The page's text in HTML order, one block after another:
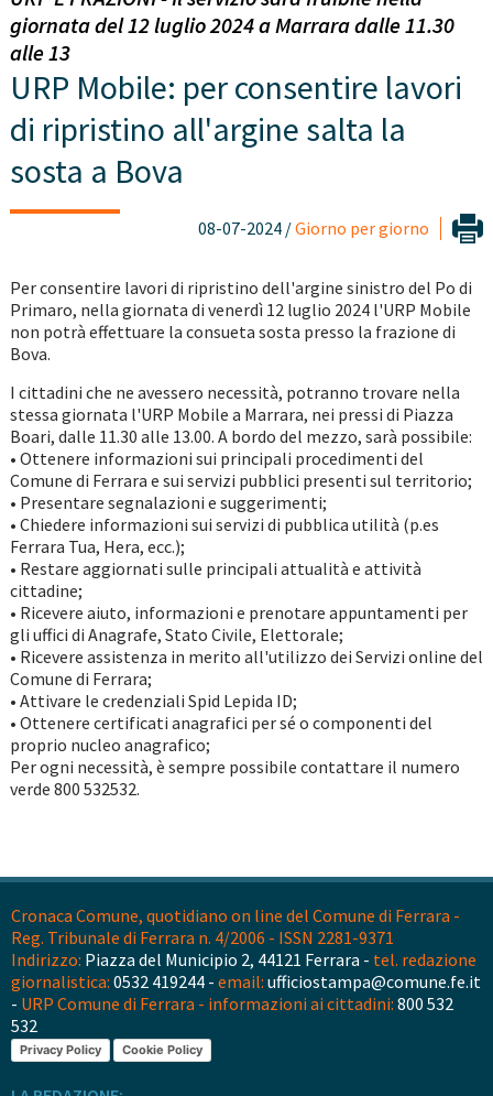
giornata del 12 luglio 2024 a Marrara dalle 11.30
alle 13
URP Mobile: per consentire lavori
di ripristino all'argine salta la
sosta a Bova
08-07-2024 /Giorno per giorno
Per consentire lavori di ripristino dell'argine sinistro del Po di
Primaro, nella giornata di venerdì 12 luglio 2024 l'URP Mobile
non potrà effettuare la consueta sosta presso la frazione di
Bova.
I cittadini che ne avessero necessità, potranno trovare nella
stessa giornata l'URP Mobile a Marrara, nei pressi di Piazza
Boari, dalle 11.30 alle 13.00. A bordo del mezzo, sarà possibile:
• Ottenere informazioni sui principali procedimenti del
Comune di Ferrara e sui servizi pubblici presenti sul territorio;
• Presentare segnalazioni e suggerimenti;
• Chiedere informazioni sui servizi di pubblica utilità (p.es
Ferrara Tua, Hera, ecc.);
• Restare aggiornati sulle principali attualità e attività
cittadine;
• Ricevere aiuto, informazioni e prenotare appuntamenti per
gli uffici di Anagrafe, Stato Civile, Elettorale;
• Ricevere assistenza in merito all'utilizzo dei Servizi online del
Comune di Ferrara;
• Attivare le credenziali Spid Lepida ID;
• Ottenere certificati anagrafici per sé o componenti del
proprio nucleo anagrafico;
Per ogni necessità, è sempre possibile contattare il numero
verde 800 532532.
Cronaca Comune, quotidiano on line del Comune di Ferrara -
Reg. Tribunale di Ferrara n. 4/2006 - ISSN 2281-9371
Indirizzo: Piazza del Municipio 2, 44121 Ferrara - tel. redazione
giornalistica: 0532 419244 - email: ufficiostampa@comune.fe.it
- URP Comune di Ferrara - informazioni ai cittadini: 800 532
532
Privacy Policy Cookie Policy